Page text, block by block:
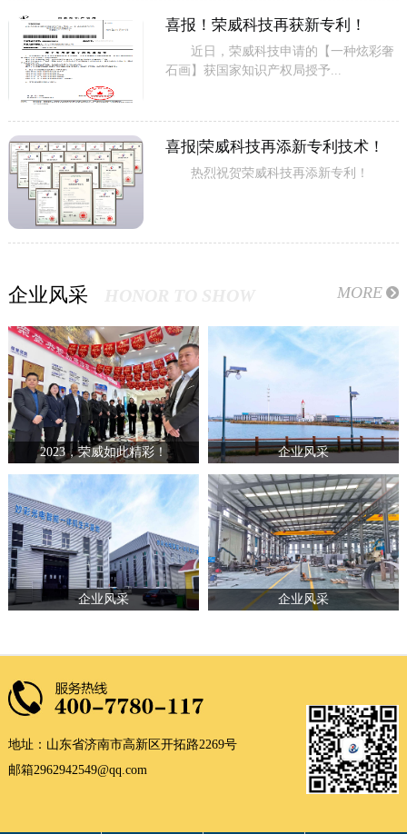
喜报！荣威科技再获新专利！
近日，荣威科技申请的【一种炫彩奢
石画】获国家知识产权局授予...
喜报|荣威科技再添新专利技术！
热烈祝贺荣威科技再添新专利！
企业风采 MORE
2023，荣威如此精彩！ 企业风采
企业风采 企业风采
地址：山东省济南市高新区开拓路2269号
邮箱2962942549@qq.com